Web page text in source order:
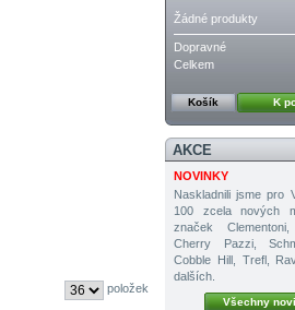
položek
Žádné produkty
Dopravné
Celkem
Košík K
AKCE
NOVINKY
Naskladnili jsme pro
100 zcela nových
značek Clementoni,
Cherry Pazzi,
Cobble Hill, Trefl,
dalších.
Všechny